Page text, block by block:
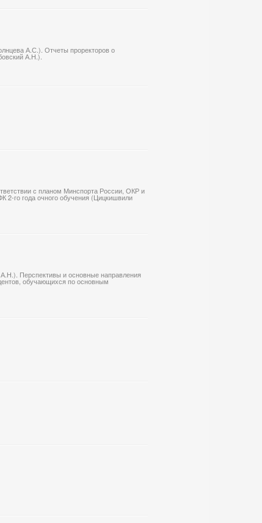
А.С.). Отчеты проректоров о
А.Н.).
с планом Минспорта России, ОКР и
го года очного обучения (Цицкишвили
Перспективы и основные направления
обучающихся по основным